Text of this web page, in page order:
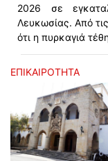
2026 σε
Λευκωσίας. Από
ότι η πυρκαγιά
ΕΠΙΚΑΙΡΟΤΗΤΑ